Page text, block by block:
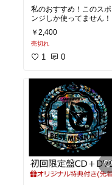
私のおすすめ！このスポ
ンジしか使ってません！
￥2,400
売切れ
1 0